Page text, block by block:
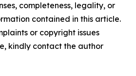
completeness, legality, or
contained in this article.
or copyright issues
kindly contact the author